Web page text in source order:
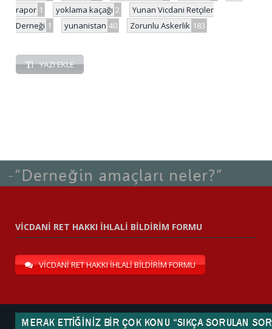
rapor 1 yoklama kaçağı 2
Yunan Vicdani Retçiler
Derneği 1 yunanistan 40 Zorunlu Askerlik 183
YAZI EKLE
VİCDANİ RET HAKKI İHLALİ BİLDİRİM FORMU
VİCDANİ RET HAKKI İHLALİ BİLDİRİM FORMU